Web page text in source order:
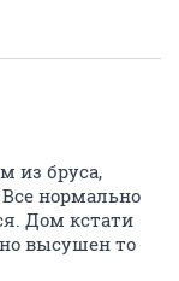
из бруса,
нормально
Дом кстати
высушен то